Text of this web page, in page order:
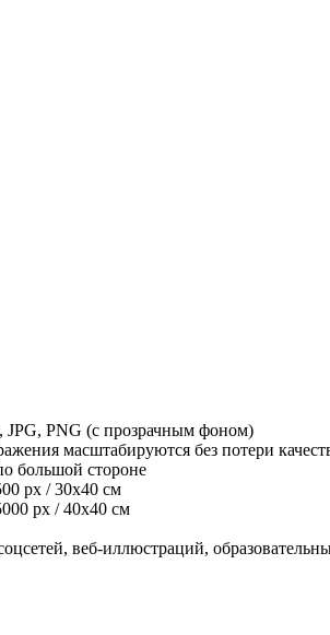
JPG, PNG (с прозрачным фоном)
масштабируются без потери
большой стороне
px / 30х40 см
px / 40х40 см
веб-иллюстраций,